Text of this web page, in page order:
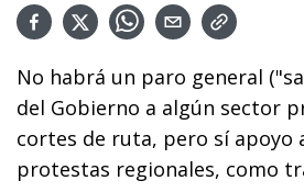
No habrá un paro general
del Gobierno a algún sector
cortes de ruta, pero sí apoyo
protestas regionales, como